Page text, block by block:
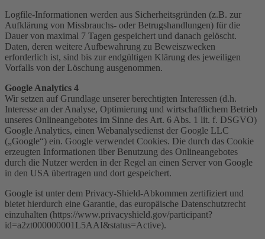
Logfile-Informationen werden aus Sicherheitsgründen (z.B. zur
Aufklärung von Missbrauchs- oder Betrugshandlungen) für die
Dauer von maximal 7 Tagen gespeichert und danach gelöscht.
Daten, deren weitere Aufbewahrung zu Beweiszwecken
erforderlich ist, sind bis zur endgültigen Klärung des jeweiligen
Vorfalls von der Löschung ausgenommen.
Google Analytics 4
Wir setzen auf Grundlage unserer berechtigten Interessen (d.h.
Interesse an der Analyse, Optimierung und wirtschaftlichem Betrieb
unseres Onlineangebotes im Sinne des Art. 6 Abs. 1 lit. f. DSGVO)
Google Analytics, einen Webanalysedienst der Google LLC
(„Google“) ein. Google verwendet Cookies. Die durch das Cookie
erzeugten Informationen über Benutzung des Onlineangebotes
durch die Nutzer werden in der Regel an einen Server von Google
in den USA übertragen und dort gespeichert.
Google ist unter dem Privacy-Shield-Abkommen zertifiziert und
bietet hierdurch eine Garantie, das europäische Datenschutzrecht
einzuhalten (https://www.privacyshield.gov/participant?
id=a2zt000000001L5AAI&status=Active).